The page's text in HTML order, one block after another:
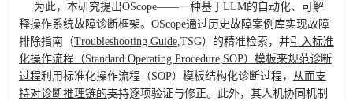
为此，本研究提出OScope——一种基于LLM的自动化、可解
释操作系统故障诊断框架。OScope通过历史故障案例库实现故障
排除指南（Troubleshooting Guide,TSG）的精准检索，并引入标准
化操作流程（Standard Operating Procedure,SOP）模板来规范诊断
过程利用标准化操作流程（SOP）模板结构化诊断过程， 从而支
持对诊断推理链的支持逐项验证与修正。此外，其人机协同机制